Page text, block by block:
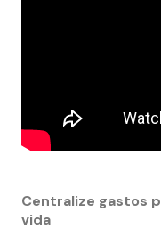
Centralize gastos
vida